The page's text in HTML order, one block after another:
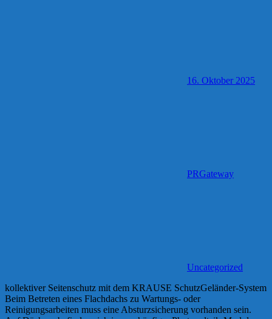
16. Oktober 2025
PRGateway
Uncategorized
kollektiver Seitenschutz mit dem KRAUSE SchutzGeländer-System
Beim Betreten eines Flachdachs zu Wartungs- oder
Reinigungsarbeiten muss eine Absturzsicherung vorhanden sein.